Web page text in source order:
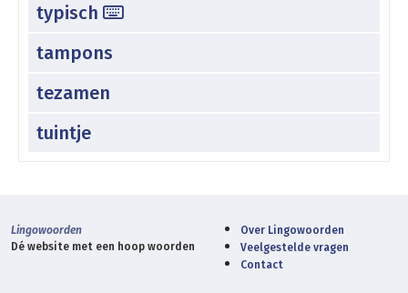
typisch
tampons
tezamen
tuintje
Lingowoorden
Dé website met een hoop woorden
Over Lingowoorden
Veelgestelde vragen
Contact